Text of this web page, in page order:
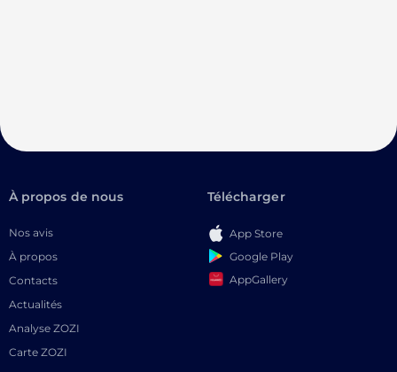
À propos de nous
Nos avis
À propos
Contacts
Actualités
Analyse ZOZI
Carte ZOZI
Télécharger
App Store
Google Play
AppGallery